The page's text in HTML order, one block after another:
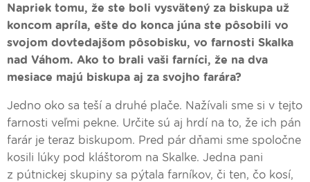
Napriek tomu, že ste boli vysvätený za biskupa už
koncom apríla, ešte do konca júna ste pôsobili vo
svojom dovtedajšom pôsobisku, vo farnosti Skalka
nad Váhom. Ako to brali vaši farníci, že na dva
mesiace majú biskupa aj za svojho farára?
Jedno oko sa teší a druhé plače. Nažívali sme si v tejto
farnosti veľmi pekne. Určite sú aj hrdí na to, že ich pán
farár je teraz biskupom. Pred pár dňami sme spoločne
kosili lúky pod kláštorom na Skalke. Jedna pani
z pútnickej skupiny sa pýtala farníkov, či ten, čo kosí,